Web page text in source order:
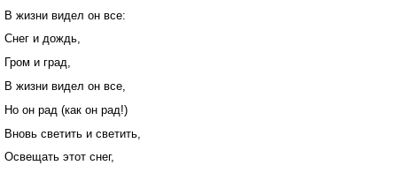
В жизни видел он все:
Снег и дождь,
Гром и град,
В жизни видел он все,
Но он рад (как он рад!)
Вновь светить и светить,
Освещать этот снег,